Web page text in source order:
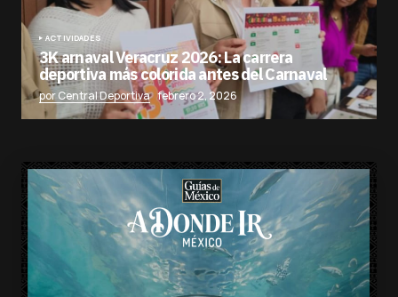
ACTIVIDADES
3K arnaval Veracruz 2026: La carrera
deportiva más colorida antes del Carnaval
por Central Deportiva febrero 2, 2026